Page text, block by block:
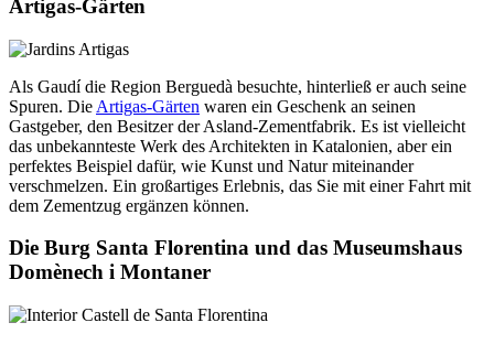
Artigas-Gärten
Als Gaudí die Region Berguedà besuchte, hinterließ er auch seine
Spuren. Die ​​​​​​ Artigas-Gärten waren ein Geschenk an seinen
Gastgeber, den Besitzer der Asland-Zementfabrik. Es ist vielleicht
das unbekannteste Werk des Architekten in Katalonien, aber ein
perfektes Beispiel dafür, wie Kunst und Natur miteinander
verschmelzen. Ein großartiges Erlebnis, das Sie mit einer Fahrt mit
dem Zementzug ergänzen können.
Die Burg Santa Florentina und das Museumshaus
Domènech i Montaner